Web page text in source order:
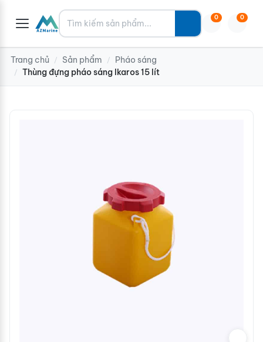
Tìm kiếm 0 0
Trang chủ / Sản phẩm / Pháo sáng
/ Thùng đựng pháo sáng Ikaros 15 lít